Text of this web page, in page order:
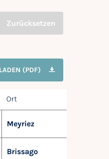
Zurücksetzen
(PDF)
Ort
Meyriez
Brissago